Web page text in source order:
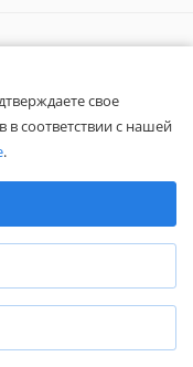
свое
в соответствии с нашей
.